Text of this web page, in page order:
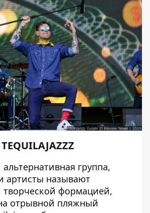
TEQUILAJAZZZ
группа,
артисты называют
творческой формацией,
отрывной пляжный